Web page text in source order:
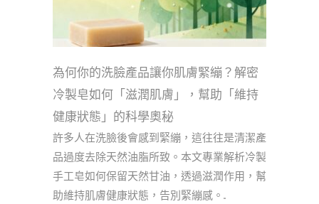
為何你的洗臉產品讓你肌膚緊繃？解密
冷製皂如何「滋潤肌膚」，幫助「維持
健康狀態」的科學奧秘
許多人在洗臉後會感到緊繃，這往往是清潔產
品過度去除天然油脂所致。本文專業解析冷製
手工皂如何保留天然甘油，透過滋潤作用，幫
助維持肌膚健康狀態，告別緊繃感。...